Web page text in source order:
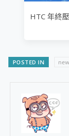
HTC 年終
POSTED IN